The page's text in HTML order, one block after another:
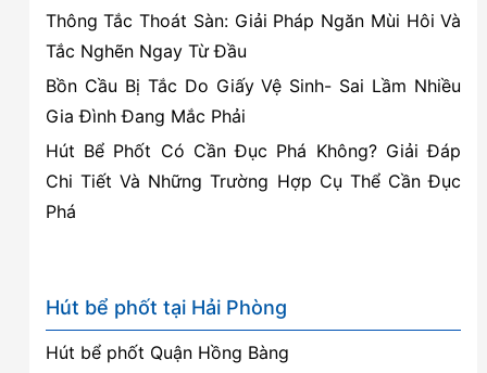
Thông Tắc Thoát Sàn: Giải Pháp Ngăn Mùi Hôi Và
Tắc Nghẽn Ngay Từ Đầu
Bồn Cầu Bị Tắc Do Giấy Vệ Sinh- Sai Lầm Nhiều
Gia Đình Đang Mắc Phải
Hút Bể Phốt Có Cần Đục Phá Không? Giải Đáp
Chi Tiết Và Những Trường Hợp Cụ Thể Cần Đục
Phá
Hút bể phốt tại Hải Phòng
Hút bể phốt Quận Hồng Bàng